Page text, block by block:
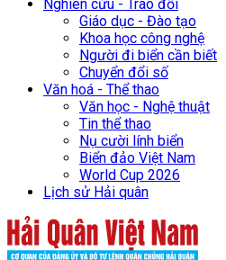
Nghiên cứu - Trao đổi
Giáo dục - Đào tạo
Khoa học công nghệ
Người đi biển cần biết
Chuyển đổi số
Văn hoá - Thể thao
Văn học - Nghệ thuật
Tin thể thao
Nụ cười lính biển
Biển đảo Việt Nam
World Cup 2026
Lịch sử Hải quân